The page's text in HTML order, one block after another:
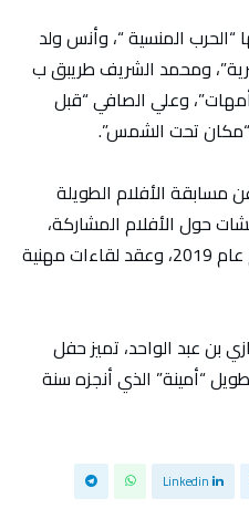
“الحرب المنسية “، وأنس ولد
ومحمد الشريف طريبق ب
وعلي الصافي “قبل
“مكان تحت الشمس”.
مسابقة الأفلام الطويلة
حول الأفلام المشاركة،
وتقديم الحصيلة السينمائية برسم عام 2019، وعقد لقاءات مهنية
بن عبد الواحد، تميز حفل
“أمينة” الذي أنجزه سنة
Linkedin